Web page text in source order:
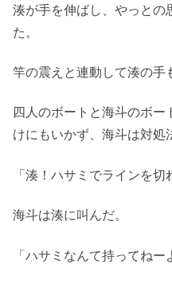
湊が手を伸ばし、やっとの
た。
竿の震えと連動して湊の手
四人のボートと海斗のボ
けにもいかず、海斗は対処
「湊！ハサミでラインを切
海斗は湊に叫んだ。
「ハサミなんて持ってねー